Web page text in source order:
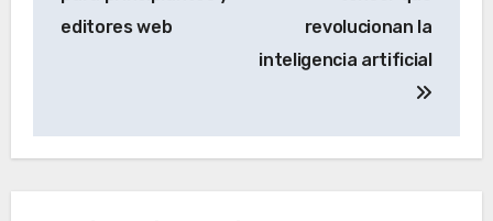
editores web
revolucionan la
inteligencia artificial